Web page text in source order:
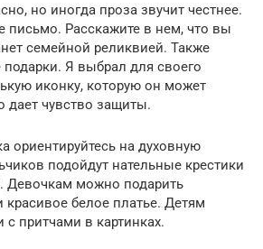
но иногда проза звучит честнее.
письмо. Расскажите в нем, что вы
семейной реликвией. Также
Я выбрал для своего
иконку, которую он может
дает чувство защиты.
ориентируйтесь на духовную
подойдут нательные крестики
Девочкам можно подарить
белое платье. Детям
с притчами в картинках.